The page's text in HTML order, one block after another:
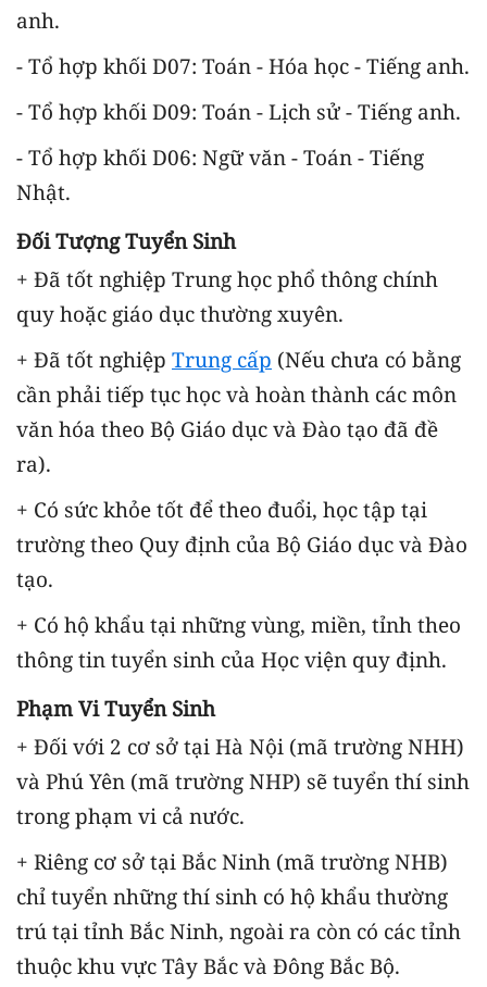
anh.
- Tổ hợp khối D07: Toán - Hóa học - Tiếng anh.
- Tổ hợp khối D09: Toán - Lịch sử - Tiếng anh.
- Tổ hợp khối D06: Ngữ văn - Toán - Tiếng
Nhật.
Đối Tượng Tuyển Sinh
+ Đã tốt nghiệp Trung học phổ thông chính
quy hoặc giáo dục thường xuyên.
+ Đã tốt nghiệp Trung cấp (Nếu chưa có bằng
cần phải tiếp tục học và hoàn thành các môn
văn hóa theo Bộ Giáo dục và Đào tạo đã đề
ra).
+ Có sức khỏe tốt để theo đuổi, học tập tại
trường theo Quy định của Bộ Giáo dục và Đào
tạo.
+ Có hộ khẩu tại những vùng, miền, tỉnh theo
thông tin tuyển sinh của Học viện quy định.
Phạm Vi Tuyển Sinh
+ Đối với 2 cơ sở tại Hà Nội (mã trường NHH)
và Phú Yên (mã trường NHP) sẽ tuyển thí sinh
trong phạm vi cả nước.
+ Riêng cơ sở tại Bắc Ninh (mã trường NHB)
chỉ tuyển những thí sinh có hộ khẩu thường
trú tại tỉnh Bắc Ninh, ngoài ra còn có các tỉnh
thuộc khu vực Tây Bắc và Đông Bắc Bộ.